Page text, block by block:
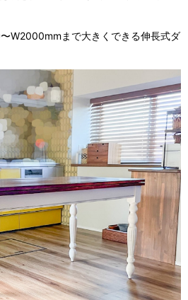
W2000mmまで大きくできる伸長式ダ